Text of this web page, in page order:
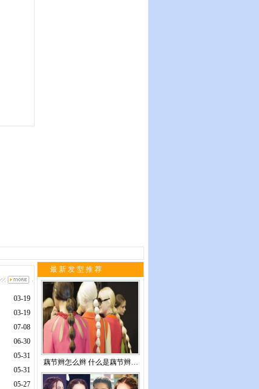
03-19
03-19
07-08
06-30
05-31
05-31
05-27
最 新 发 型 推 荐
藕节辫怎么辫 什么是藕节辫…